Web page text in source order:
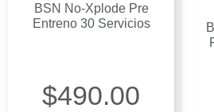
BSN No-Xplode Pre
Entreno 30 Servicios
$490.00